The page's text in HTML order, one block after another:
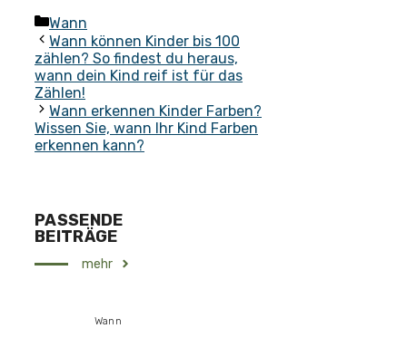
Kategorien
Wann
Wann können Kinder bis 100
zählen? So findest du heraus,
wann dein Kind reif ist für das
Zählen!
Wann erkennen Kinder Farben?
Wissen Sie, wann Ihr Kind Farben
erkennen kann?
PASSENDE
BEITRÄGE
mehr
Wann